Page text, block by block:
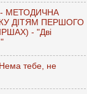
МЕТОДИЧНА
ДІТЯМ ПЕРШОГО
- "Дві
тебе, не